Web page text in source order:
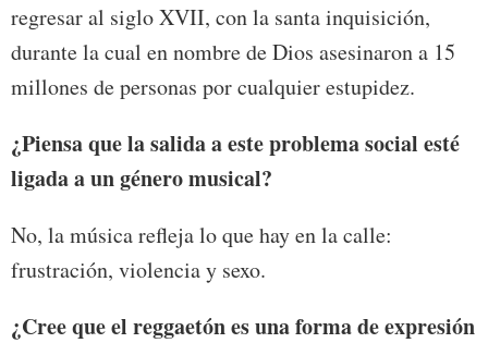
regresar al siglo XVII, con la santa inquisición,
durante la cual en nombre de Dios asesinaron a 15
millones de personas por cualquier estupidez.
¿Piensa que la salida a este problema social esté
ligada a un género musical?
No, la música refleja lo que hay en la calle:
frustración, violencia y sexo.
¿Cree que el reggaetón es una forma de expresión